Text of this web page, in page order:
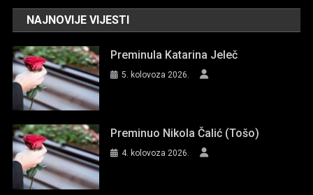
NAJNOVIJE VIJESTI
Preminula Katarina Jeleč
5. kolovoza 2026.
Preminuo Nikola Čalić (Tošo)
4. kolovoza 2026.